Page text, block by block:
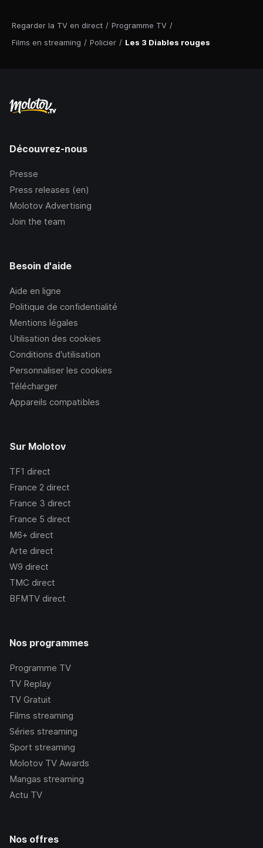
Regarder la TV en direct / Programme TV /
Films en streaming / Policier / Les 3 Diables rouges
Découvrez-nous
Presse
Press releases (en)
Molotov Advertising
Join the team
Besoin d'aide
Aide en ligne
Politique de confidentialité
Mentions légales
Utilisation des cookies
Conditions d’utilisation
Personnaliser les cookies
Télécharger
Appareils compatibles
Sur Molotov
TF1 direct
France 2 direct
France 3 direct
France 5 direct
M6+ direct
Arte direct
W9 direct
TMC direct
BFMTV direct
Nos programmes
Programme TV
TV Replay
TV Gratuit
Films streaming
Séries streaming
Sport streaming
Molotov TV Awards
Mangas streaming
Actu TV
Nos offres